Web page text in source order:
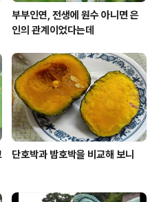
부부인연, 전생에 원수 아니면 은
인의 관계이었다는데
단호박과 밤호박을 비교해 보니